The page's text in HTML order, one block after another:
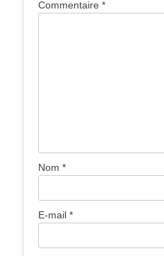
Commentaire *
Nom *
E-mail *